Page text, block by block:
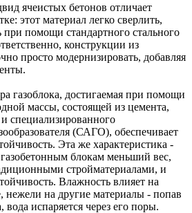
ячеистых бетонов отличает
этот материал легко сверлить,
при помощи стандартного стального
конструкции из
просто модернизировать, добавляя
газоблока, достигаемая при помощи
массы, состоящей из цемента,
специализированного
(САГО), обеспечивает
Эта же характеристика -
газобетонным блокам меньший вес,
стройматериалами, и
Влажность влияет на
нежели на другие материалы - попав
вода испаряется через его поры.